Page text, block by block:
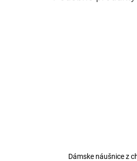
Dámske náušnice z